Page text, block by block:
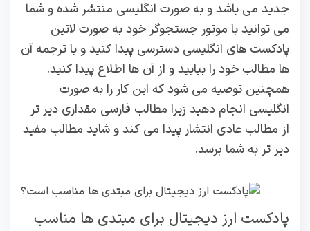
جدید می باشد و به صورت انگلیسی منتشر شده و شما
می توانید با موتور جستجوگر خود به صورت لاتین
پادکست های انگلیسی دسترسی پیدا کنید و با ترجمه آن
ها مطالب خود را بیابید و از آن ها اطلاع پیدا کنید.
همچنین توصیه می شود که این کار را به صورت
انگلیسی انجام دهید‌ زیرا مطالب فارسی مقداری دیر تر
از مطالب عادی انتشار پیدا می‌ کند و شاید مطالب مفید
دیر تر به شما برسد.
پادکست ارز دیجیتال برای مبتدی ها مناسب